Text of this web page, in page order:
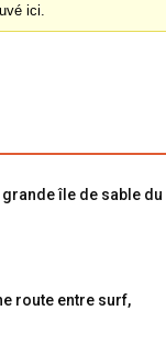
ici.
île de sable du
route entre surf,